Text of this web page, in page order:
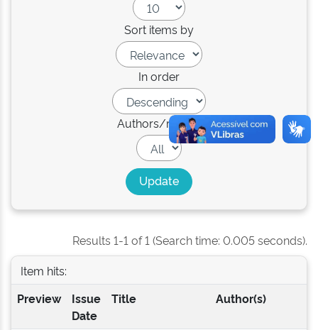
Sort items by
In order
Authors/record
Results 1-1 of 1 (Search time: 0.005 seconds).
Item hits:
Preview
Issue
Date
Title Author(s)